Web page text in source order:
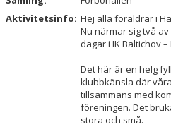
Aktivitetsinfo: Hej alla föräldrar i
Nu närmar sig två
dagar i IK Baltichov
Det här är en helg
klubbkänsla där
tillsammans med
föreningen. Det
stora och små.